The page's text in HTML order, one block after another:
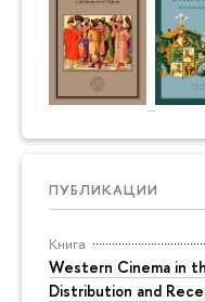
ПУБЛИКАЦИИ
Книга
Western Cinema in
Distribution and